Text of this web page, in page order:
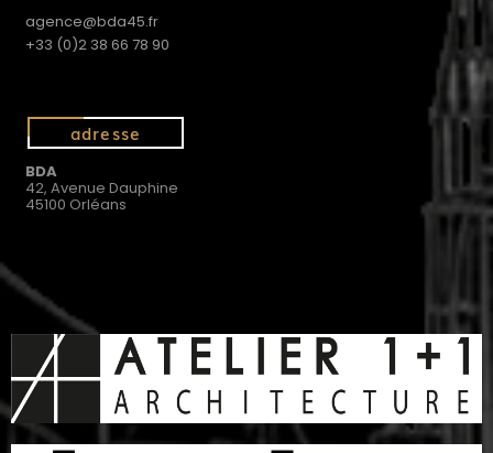
agence@bda45.fr
+33 (0)2 38 66 78 90
adresse
BDA
42, Avenue Dauphine
45100 Orléans